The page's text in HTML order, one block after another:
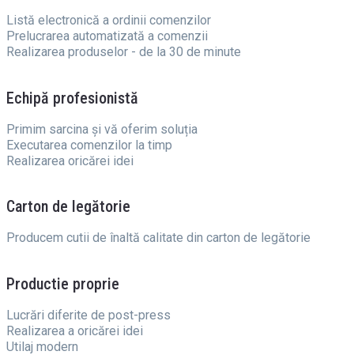
Listă electronică a ordinii comenzilor
Prelucrarea automatizată a comenzii
Realizarea produselor - de la 30 de minute
Echipă profesionistă
Primim sarcina și vă oferim soluția
Executarea comenzilor la timp
Realizarea oricărei idei
Carton de legătorie
Producem cutii de înaltă calitate din carton de legătorie
Productie proprie
Lucrări diferite de post-press
Realizarea a oricărei idei
Utilaj modern